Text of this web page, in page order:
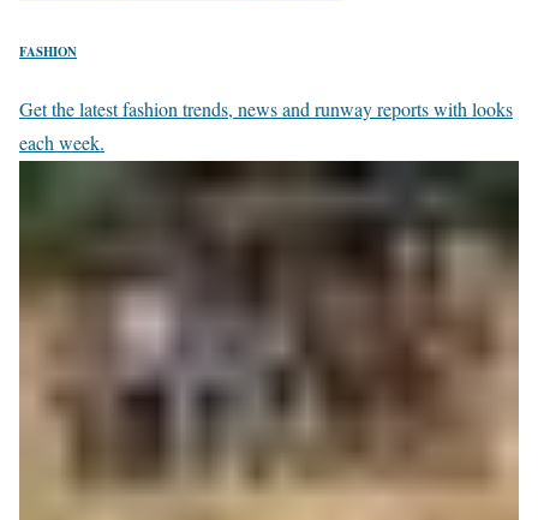
FASHION
Get the latest fashion trends, news and runway reports with looks
each week.